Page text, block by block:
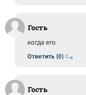
Гость
Ответить (0)
когда его
Гость